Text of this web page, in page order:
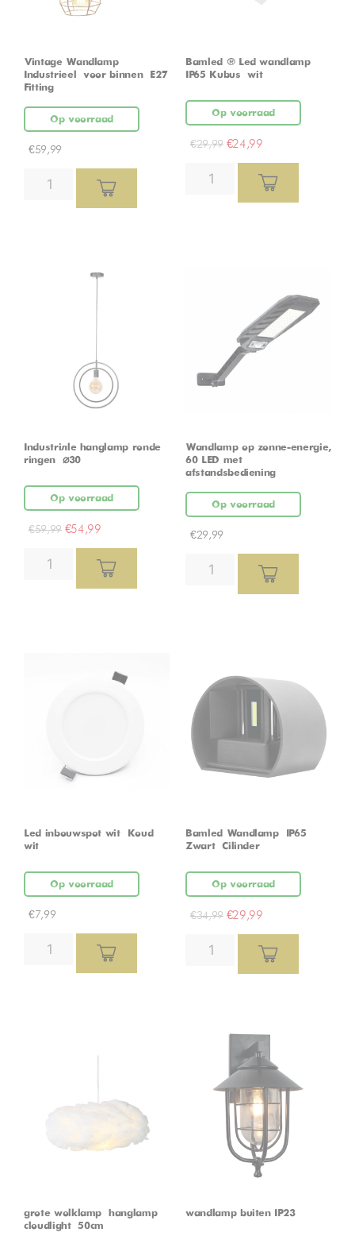
Vintage Wandlamp –
Industrieel – voor binnen – E27
Fitting
Op voorraad
€59,99
Bamled ® Led wandlamp
IP65 Kubus – wit
Op voorraad
€29,99 €24,99
Industriële hanglamp ronde
ringen – ⌀30
Op voorraad
€59,99 €54,99
Wandlamp op zonne-energie,
60 LED met
afstandsbediening
Op voorraad
€29,99
Led inbouwspot wit – Koud
wit
Op voorraad
€7,99
Bamled Wandlamp – IP65 –
Zwart – Cilinder
Op voorraad
€34,99 €29,99
grote wolklamp – hanglamp –
cloudlight – 50cm
wandlamp buiten IP23